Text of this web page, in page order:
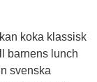
koka klassisk
barnens lunch
svenska